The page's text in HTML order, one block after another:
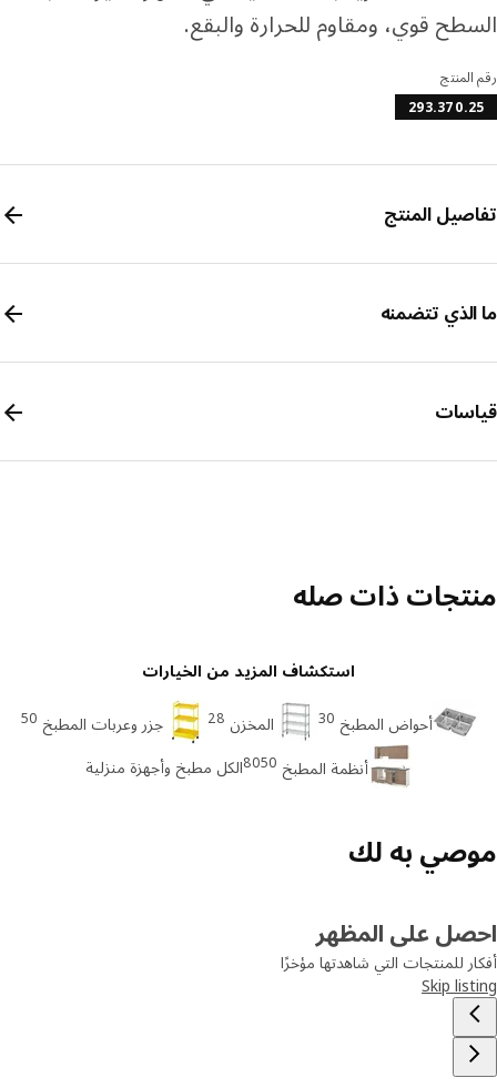
قوي، ومقاوم للحرارة والبقع.
المنتج
تتضمنه
ذات صله
استكشاف المزيد من الخيارات
أحواض المطبخ 30 المخزن 28 جزر وعربات المطبخ 50
أنظمة المطبخ 8050الكل مطبخ وأجهزة منزلية
به لك
على المظهر
للمنتجات التي شاهدتها مؤخرًا
Skip